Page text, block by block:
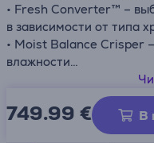
• Fresh Converter™ –
в зависимости от типа
• Moist Balance Crisper
влажности
• LINEAR Cooling –
• Metal Fresh (с
749.99 € В
Информационный